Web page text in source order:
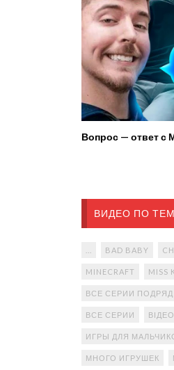
Вопрос — ответ с
ВИДЕО ПО
BAD BABY
MINECRAFT MISS
ВСЕ СЕРИИ ПОДРЯД
ВСЕ СЕРИИ
ИГРЫ ДЛЯ
МНОГО ИГРУШЕК